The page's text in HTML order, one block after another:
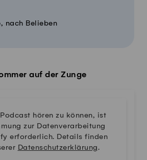
nach Belieben
auf der Zunge
hören zu können, ist
zur Datenverarbeitung
erforderlich. Details finden
Datenschutzerklärung.